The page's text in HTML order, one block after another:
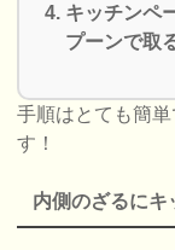
キッチンペ
プーンで取
手順はとても簡
す！
内側のざるにキ